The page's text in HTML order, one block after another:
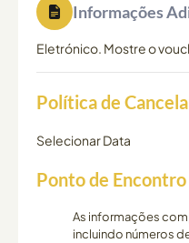
Informações
Eletrónico. Mostre o
Política de
Selecionar Data
Ponto de Encontro
As informações
incluindo números